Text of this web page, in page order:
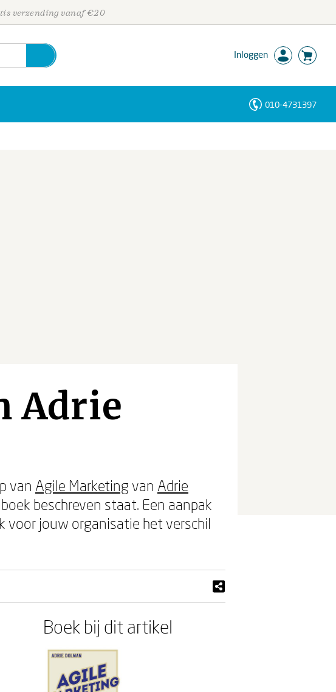
verzending vanaf €20
Inloggen
010-4731397
Adrie
van Agile Marketing van Adrie
beschreven staat. Een aanpak
voor jouw organisatie het verschil
Boek bij dit artikel
Personen